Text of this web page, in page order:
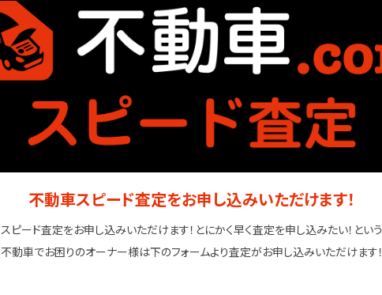
不動車スピード査定をお申し込みいただけます！
スピード査定をお申し込みいただけます！とにかく早く査定を申し込みたい！という
不動車でお困りのオーナー様は下のフォームより査定がお申し込みいただけます！